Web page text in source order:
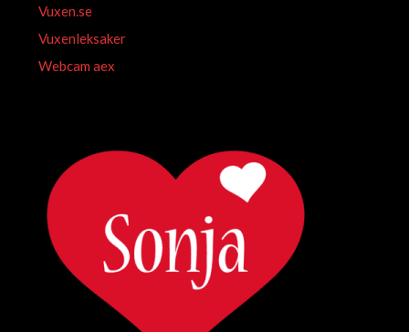
Vuxen.se
Vuxenleksaker
Webcam aex